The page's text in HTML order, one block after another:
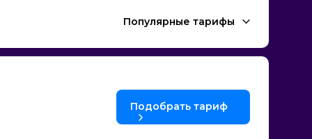
Популярные тарифы
Подобрать тариф